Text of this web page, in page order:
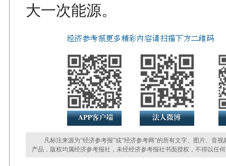
大一次能源。
凡标注来源为“经济参考报”或“经济参考网”的所有文字、图片、音视
产品，版权均属经济参考报社，未经经济参考报社书面授权，不得以任